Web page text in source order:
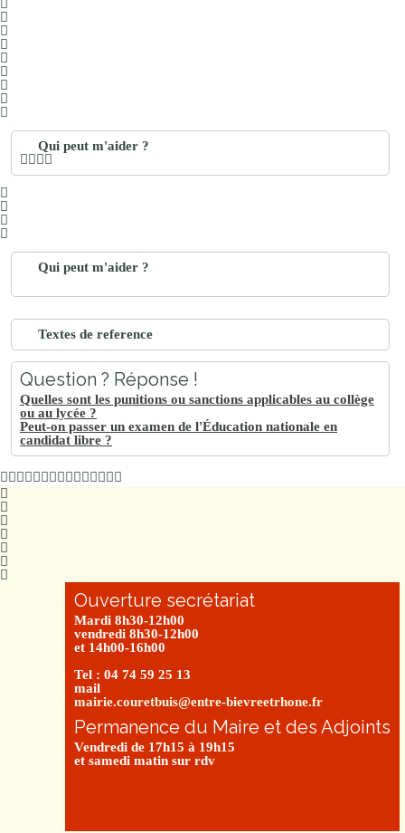
Qui peut m'aider ?
Qui peut m'aider ?
Textes de reference
Question ? Réponse !
Quelles sont les punitions ou sanctions applicables au collège
ou au lycée ?
Peut-on passer un examen de l'Éducation nationale en
candidat libre ?
Ouverture secrétariat
Mardi 8h30-12h00
vendredi 8h30-12h00
et 14h00-16h00
Tel : 04 74 59 25 13
mail
mairie.couretbuis@entre-bievreetrhone.fr
Permanence du Maire et des Adjoints
Vendredi de 17h15 à 19h15
et samedi matin sur rdv